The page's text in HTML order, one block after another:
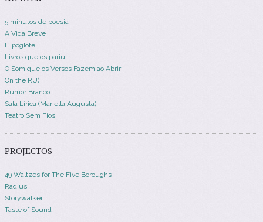
5 minutos de poesia
A Vida Breve
Hipoglote
Livros que os pariu
O Som que os Versos Fazem ao Abrir
On the RU(
Rumor Branco
Sala Lírica (Mariella Augusta)
Teatro Sem Fios
PROJECTOS
49 Waltzes for The Five Boroughs
Radius
Storywalker
Taste of Sound